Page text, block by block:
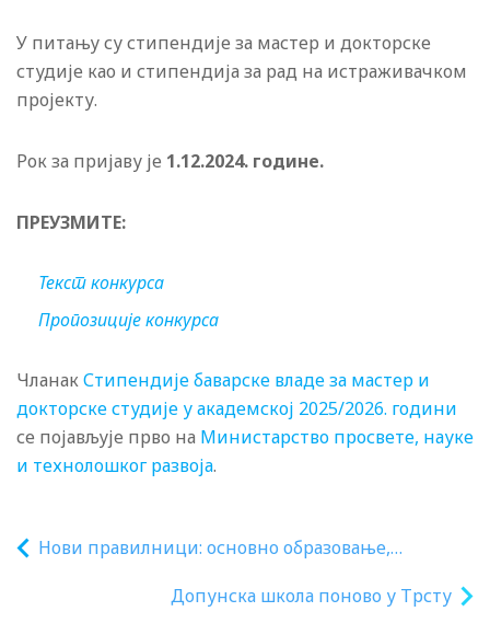
У питању су стипендије за мастер и докторске
студије као и стипендија за рад на истраживачком
пројекту.
Рок за пријаву је 1.12.2024. године.
ПРЕУЗМИТЕ:
Текст конкурса
Пропозиције конкурса
ЧланакСтипендије баварске владе за мастер и
докторске студије у академској 2025/2026. години
се појављује прво на Министарство просвете, науке
и технолошког развоја.
Нови правилници: основно образовање,
Допунска школа поново у Трсту